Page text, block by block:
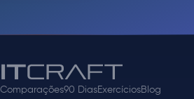
Comparações90 DiasExercíciosBlog